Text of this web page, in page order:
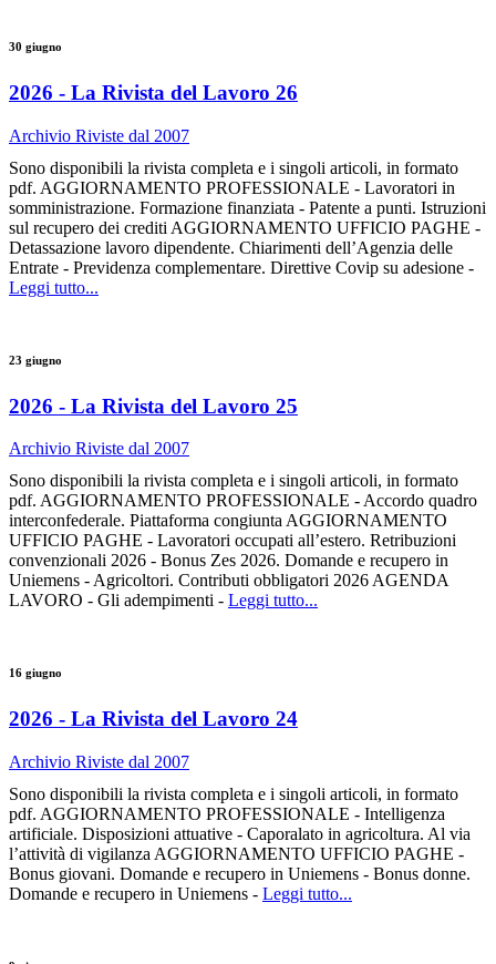
30 giugno
2026 - La Rivista del Lavoro 26
Archivio Riviste dal 2007
Sono disponibili la rivista completa e i singoli articoli, in formato
pdf. AGGIORNAMENTO PROFESSIONALE - Lavoratori in
somministrazione. Formazione finanziata - Patente a punti. Istruzioni
sul recupero dei crediti AGGIORNAMENTO UFFICIO PAGHE -
Detassazione lavoro dipendente. Chiarimenti dell’Agenzia delle
Entrate - Previdenza complementare. Direttive Covip su adesione -
Leggi tutto...
23 giugno
2026 - La Rivista del Lavoro 25
Archivio Riviste dal 2007
Sono disponibili la rivista completa e i singoli articoli, in formato
pdf. AGGIORNAMENTO PROFESSIONALE - Accordo quadro
interconfederale. Piattaforma congiunta AGGIORNAMENTO
UFFICIO PAGHE - Lavoratori occupati all’estero. Retribuzioni
convenzionali 2026 - Bonus Zes 2026. Domande e recupero in
Uniemens - Agricoltori. Contributi obbligatori 2026 AGENDA
LAVORO - Gli adempimenti - Leggi tutto...
16 giugno
2026 - La Rivista del Lavoro 24
Archivio Riviste dal 2007
Sono disponibili la rivista completa e i singoli articoli, in formato
pdf. AGGIORNAMENTO PROFESSIONALE - Intelligenza
artificiale. Disposizioni attuative - Caporalato in agricoltura. Al via
l’attività di vigilanza AGGIORNAMENTO UFFICIO PAGHE -
Bonus giovani. Domande e recupero in Uniemens - Bonus donne.
Domande e recupero in Uniemens - Leggi tutto...